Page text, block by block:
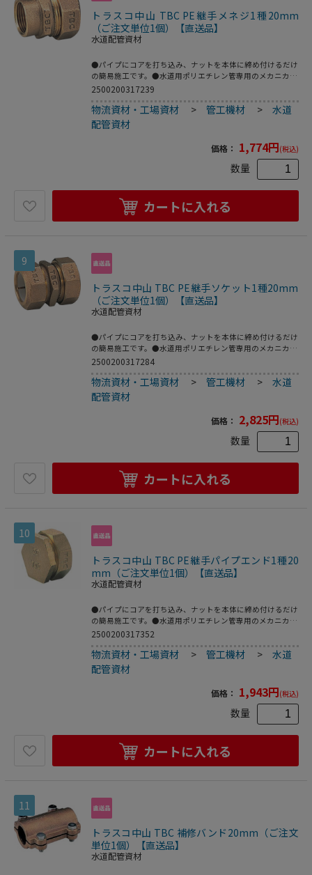
トラスコ中山 TBC PE継手メネジ1種20mm
（ご注文単位1個）【直送品】
水道配管資材
●パイプにコアを打ち込み、ナットを本体に締め付けるだけ
の簡易施工です。●水道用ポリエチレン管専用のメカニカル
継手。●2層管用。●品名：“ＳＰジョイント”(メネジ)●呼
JWWA B116規格品●青銅鋳物
2500200317239
物流資材・工場資材 >管工機材 >水道
配管資材
価格： 1,774円(税込)
数量
カートに入れる
9
トラスコ中山 TBC PE継手ソケット1種20mm
（ご注文単位1個）【直送品】
水道配管資材
●パイプにコアを打ち込み、ナットを本体に締め付けるだけ
の簡易施工です。●水道用ポリエチレン管専用のメカニカル
継手。●2層管用。●品名：“ＳＰジョイント”(ソケット)●
格品●青銅鋳物
2500200317284
物流資材・工場資材 >管工機材 >水道
配管資材
価格： 2,825円(税込)
数量
カートに入れる
10
トラスコ中山 TBC PE継手パイプエンド1種20
mm（ご注文単位1個）【直送品】
水道配管資材
●パイプにコアを打ち込み、ナットを本体に締め付けるだけ
の簡易施工です。●水道用ポリエチレン管専用のメカニカル
継手。●2層管用。●品名：“ＳＰジョイント”(パイプエン
B116規格品●青銅鋳物
2500200317352
物流資材・工場資材 >管工機材 >水道
配管資材
価格： 1,943円(税込)
数量
カートに入れる
11
トラスコ中山 TBC 補修バンド20mm（ご注文
単位1個）【直送品】
水道配管資材